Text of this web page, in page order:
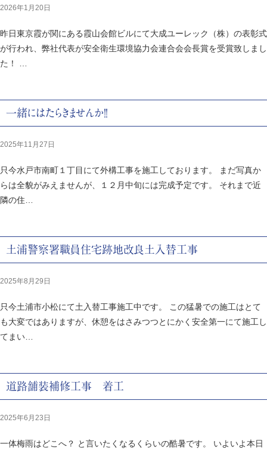
2026年1月20日
昨日東京霞が関にある霞山会館ビルにて大成ユーレック（株）の表彰式
が行われ、弊社代表が安全衛生環境協力会連合会会長賞を受賞致しまし
た！ …
一緒にはたらきませんか！！
2025年11月27日
只今水戸市南町１丁目にて外構工事を施工しております。 まだ写真か
らは全貌がみえませんが、１２月中旬には完成予定です。 それまで近
隣の住…
土浦警察署職員住宅跡地改良土入替工事
2025年8月29日
只今土浦市小松にて土入替工事施工中です。 この猛暑での施工はとて
も大変ではありますが、休憩をはさみつつとにかく安全第一にて施工し
てまい…
道路舗装補修工事 着工
2025年6月23日
一体梅雨はどこへ？ と言いたくなるくらいの酷暑です。 いよいよ本日